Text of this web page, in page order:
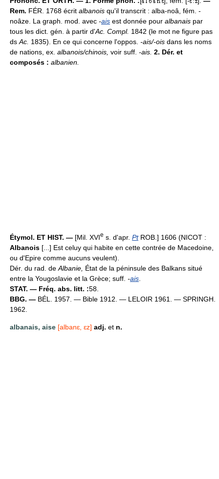
Rem. FÉR. 1768 écrit albanois qu'il transcrit : alba-noâ, fém. -
noâze. La graph. mod. avec -ais est donnée pour albanais par
tous les dict. gén. à partir d'Ac. Compl. 1842 (le mot ne figure pas
dsAc. 1835). En ce qui concerne l'oppos. -ais/-ois dans les noms
de nations, ex. albanois/chinois, voir suff. -ais. 2. Dér. et
composés : albanien.
Étymol. ET HIST. — [Mil. XVIe s. d'apr. PtROB.] 1606 (NICOT :
Albanois [...] Est celuy qui habite en cette contrée de Macedoine,
ou d'Epire comme aucuns veulent).
Dér. du rad. de Albanie, État de la péninsule des Balkans situé
entre la Yougoslavie et la Grèce; suff. -ais
STAT. — Fréq. abs. litt. :58.
BBG. — BÉL. 1957. — Bible 1912. — LELOIR 1961. — SPRINGH.
1962.
albanais, aise [albanɛ, ɛz] adj. et n.